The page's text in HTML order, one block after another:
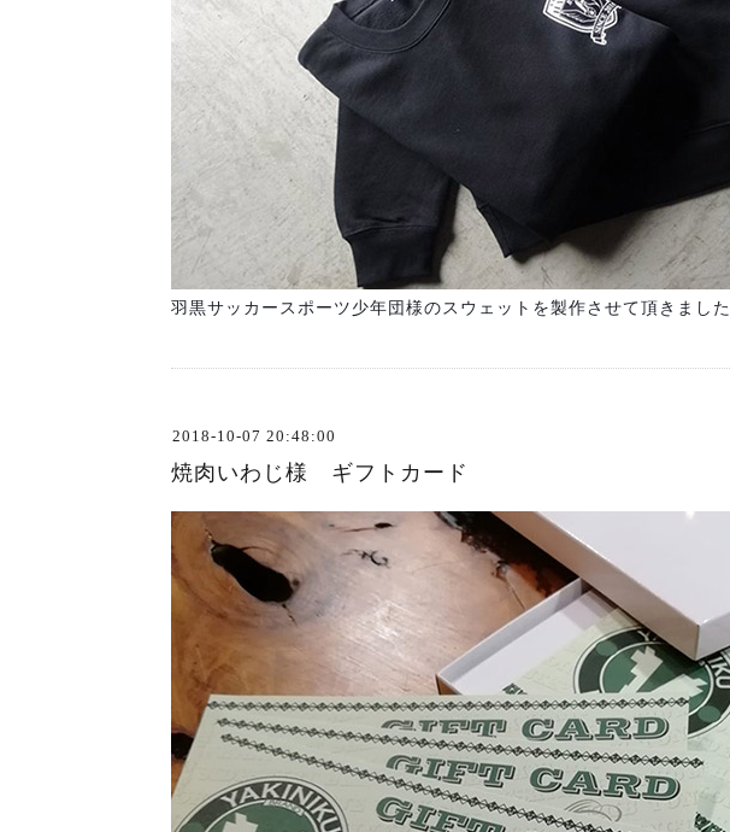
羽黒サッカースポーツ少年団様のスウェットを製作させて頂きまし
2018-10-07 20:48:00
焼肉いわじ様 ギフトカード